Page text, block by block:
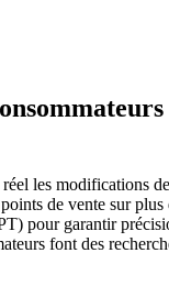
les modifications
de vente sur
pour garantir
font des